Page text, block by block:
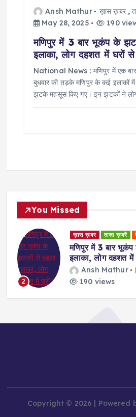
Ansh Mathur ख़ास ख़बर,
May 28, 2025
190
मणिपुर में 3 बार भूकंप के
इलाका, लोग दहशत में घरों से
National News : मणिपुर में एक बार
बुधवार की तड़के मणिपुर के कई इलाकों
झटके महसूस किए गए। इन झटकों ने
You Missed
2
ख़ास ख़बर ताज़ा ख़बरें
मणिपुर में 3 बार
इलाका, लोग दहशत में
Ansh Mathur
190 views
Copyright © 2026 | Powered